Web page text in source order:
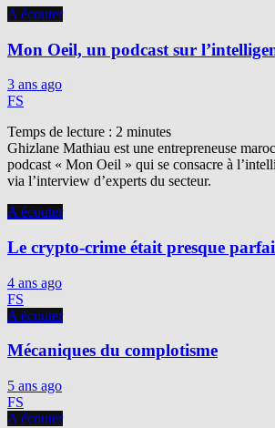
A écouter
Mon Oeil, un podcast sur
3 ans ago
FS
Temps de lecture : 2 minutes
Ghizlane Mathiau est une entrepreneuse
podcast « Mon Oeil » qui se consacre à
via l’interview d’experts du secteur.
A écouter
Le crypto-crime était presque
4 ans ago
FS
A écouter
Mécaniques du complotisme
5 ans ago
FS
A écouter